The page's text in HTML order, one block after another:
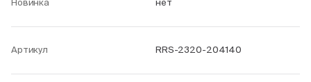
Новинка нет
Артикул RRS-2320-204140